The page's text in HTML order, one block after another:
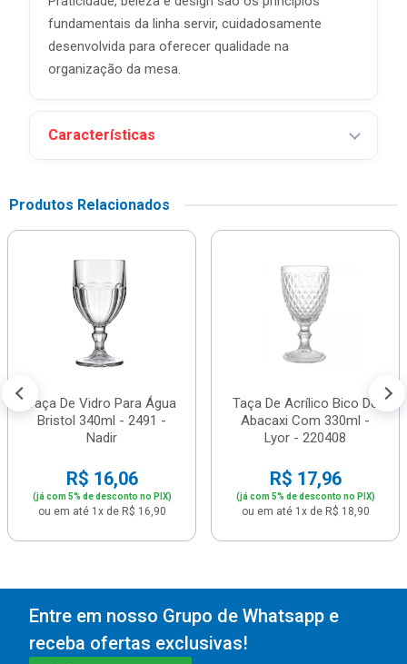
fundamentais da linha servir, cuidadosamente
desenvolvida para oferecer qualidade na
organização da mesa.
Características
Produtos Relacionados
Taça De Vidro Para Água
Bristol 340ml - 2491 -
Nadir
R$ 16,06
(já com 5% de desconto no PIX)
ou em até 1x de R$ 16,90
Taça De Acrílico Bico De
Abacaxi Com 330ml -
Lyor - 220408
R$ 17,96
(já com 5% de desconto no PIX)
ou em até 1x de R$ 18,90
Entre em nosso Grupo de Whatsapp e
receba ofertas exclusivas!